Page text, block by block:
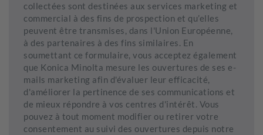
collectées sont destinées aux services marketing et
commercial à des fins de prospection et qu’elles
peuvent être transmises, dans l'Union Européenne,
à des partenaires à des fins similaires. En
soumettant ce formulaire, vous acceptez également
que Konica Minolta mesure les ouvertures de ses e-
mails marketing afin d'évaluer leur efficacité,
d'améliorer la pertinence de ses communications et
de mieux répondre à vos centres d'intérêt. Vous
pouvez à tout moment modifier ou retirer votre
consentement au suivi des ouvertures depuis notre